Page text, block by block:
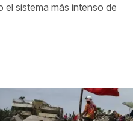
sistema más intenso de